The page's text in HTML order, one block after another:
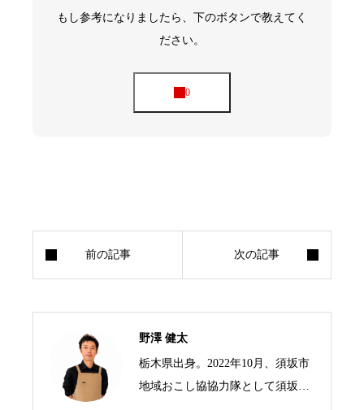
もし参考になりましたら、下のボタンで教えてく
ださい。
野澤 健太
栃木県出身。2022年10月、須坂市
地域おこし協協力隊として須坂市